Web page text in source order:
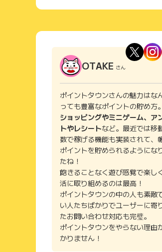
OTAKE さん
ポイントタウンさんの魅力はな
っても豊富なポイントの貯め方。
ショッピングやミニゲーム、ア
トやレシートなど。最近では移
数で稼げる機能も実装されて、
ポイントを貯められるようにな
たね！
飽きることなく遊び感覚で楽し
活に取り組めるのは最高！
ポイントタウンの中の人も素敵
い人たちばかりでユーザーに寄
たお問い合わせ対応も完璧。
ポイントタウンをやらない理由
かりません！